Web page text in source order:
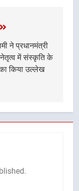
ने प्रधानमंत्री
नेतृत्व में संस्कृति के
किया उल्लेख